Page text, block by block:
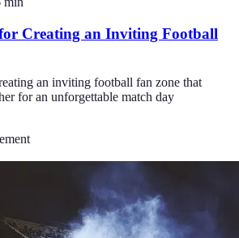
Creating an Inviting Football
an inviting football fan zone that
for an unforgettable match day